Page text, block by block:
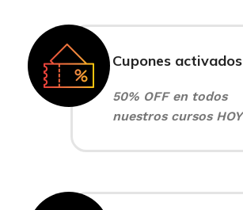
Cupones activados
50% OFF en todos
nuestros cursos HOY